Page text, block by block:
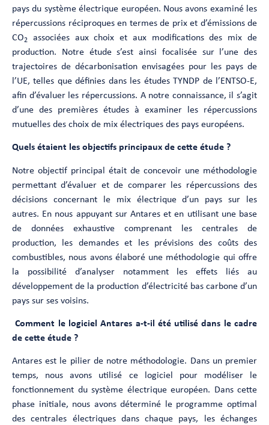
pays du système électrique européen. Nous avons examiné les
répercussions réciproques en termes de prix et d’émissions de
CO2
associées aux choix et aux modifications des mix de
production. Notre étude s’est ainsi focalisée sur l’une des
trajectoires de décarbonisation envisagées pour les pays de
l’UE, telles que définies dans les études TYNDP de l’ENTSO-E,
afin d’évaluer les répercussions. A notre connaissance, il s’agit
d’une des premières études à examiner les répercussions
mutuelles des choix de mix électriques des pays européens.
Quels étaient les objectifs principaux de cette étude ?
Notre objectif principal était de concevoir une méthodologie
permettant d’évaluer et de comparer les répercussions des
décisions concernant le mix électrique d’un pays sur les
autres. En nous appuyant sur Antares et en utilisant une base
de données exhaustive comprenant les centrales de
production, les demandes et les prévisions des coûts des
combustibles, nous avons élaboré une méthodologie qui offre
la possibilité d’analyser notamment les effets liés au
développement de la production d’électricité bas carbone d’un
pays sur ses voisins.
Comment le logiciel Antares a-t-il été utilisé dans le cadre
de cette étude ?
Antares est le pilier de notre méthodologie. Dans un premier
temps, nous avons utilisé ce logiciel pour modéliser le
fonctionnement du système électrique européen. Dans cette
phase initiale, nous avons déterminé le programme optimal
des centrales électriques dans chaque pays, les échanges